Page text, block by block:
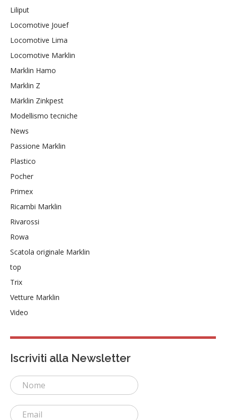
Liliput
Locomotive Jouef
Locomotive Lima
Locomotive Marklin
Marklin Hamo
Marklin Z
Märklin Zinkpest
Modellismo tecniche
News
Passione Marklin
Plastico
Pocher
Primex
Ricambi Marklin
Rivarossi
Rowa
Scatola originale Marklin
top
Trix
Vetture Marklin
Video
Iscriviti alla Newsletter